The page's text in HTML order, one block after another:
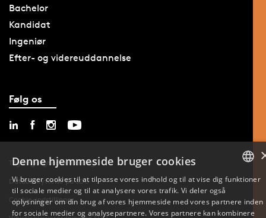
Bachelor
Kandidat
Ingeniør
Efter- og videreuddannelse
Følg os
Tilgængelighedserklæring
Databeskyttelse på SDU
Cookie-indstillinger
Denne hjemmeside bruger cookies
Vi bruger cookies til at tilpasse vores indhold og til at vise dig funktioner
til sociale medier og til at analysere vores trafik. Vi deler også
oplysninger om din brug af vores hjemmeside med vores partnere inden
for sociale medier og analysepartnere. Vores partnere kan kombinere